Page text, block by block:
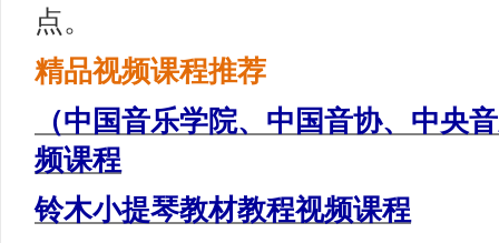
点。
精品视频课程推荐
（中国音乐学院、中国音协、中央
频课程
铃木小提琴教材教程视频课程